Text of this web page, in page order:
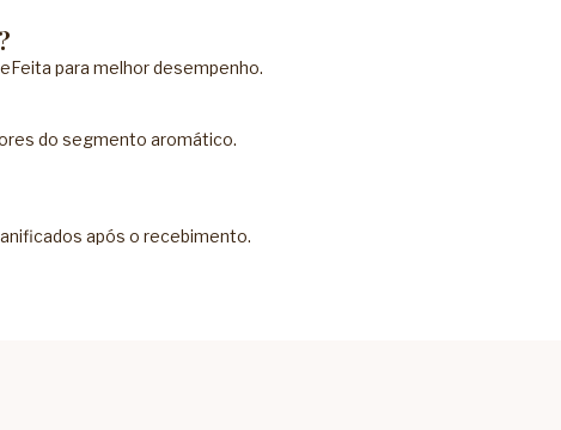
para melhor desempenho.
do segmento aromático.
após o recebimento.